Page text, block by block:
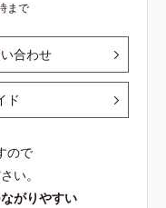
まで
合わせ
ド
ので
い。
がりやすい